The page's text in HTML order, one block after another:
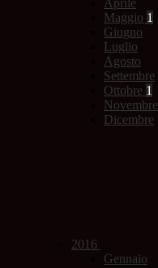
Aprile
Maggio 1
Giugno
Luglio
Agosto
Settembre
Ottobre 1
Novembre
Dicembre
2016
Gennaio